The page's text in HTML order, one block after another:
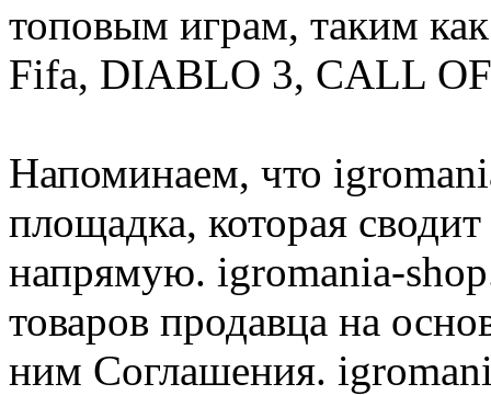
топовым играм, таким
Fifa, DIABLO 3, CALL
Напоминаем, что
площадка, которая
напрямую. igromania-
товаров продавца на
ним Соглашения.